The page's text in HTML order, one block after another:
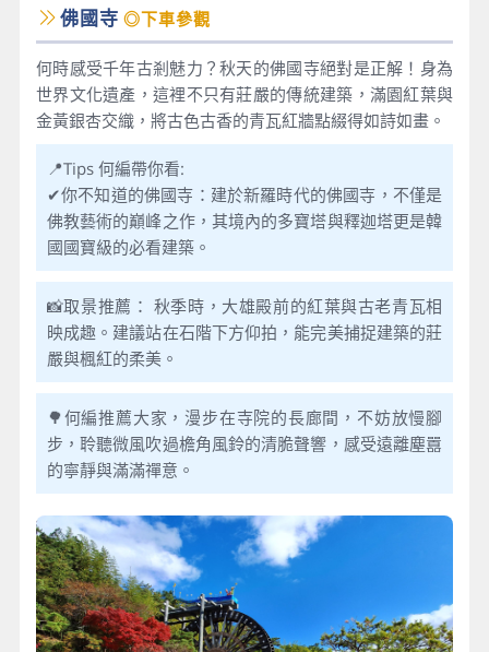
佛國寺 ◎下車參觀
何時感受千年古剎魅力？秋天的佛國寺絕對是正解！身為
世界文化遺產，這裡不只有莊嚴的傳統建築，滿園紅葉與
金黃銀杏交織，將古色古香的青瓦紅牆點綴得如詩如畫。
📍Tips 何編帶你看:
✔你不知道的佛國寺：建於新羅時代的佛國寺，不僅是
佛教藝術的巔峰之作，其境內的多寶塔與釋迦塔更是韓
國國寶級的必看建築。
📸取景推薦： 秋季時，大雄殿前的紅葉與古老青瓦相
映成趣。建議站在石階下方仰拍，能完美捕捉建築的莊
嚴與楓紅的柔美。
🌳何編推薦大家，漫步在寺院的長廊間，不妨放慢腳
步，聆聽微風吹過檐角風鈴的清脆聲響，感受遠離塵囂
的寧靜與滿滿禪意。